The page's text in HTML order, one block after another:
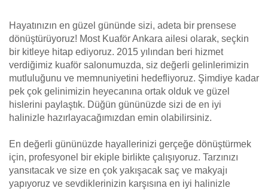
Hayatınızın en güzel gününde sizi, adeta bir prensese
dönüştürüyoruz! Most Kuaför Ankara ailesi olarak, seçkin
bir kitleye hitap ediyoruz. 2015 yılından beri hizmet
verdiğimiz kuaför salonumuzda, siz değerli gelinlerimizin
mutluluğunu ve memnuniyetini hedefliyoruz. Şimdiye kadar
pek çok gelinimizin heyecanına ortak olduk ve güzel
hislerini paylaştık. Düğün gününüzde sizi de en iyi
halinizle hazırlayacağımızdan emin olabilirsiniz.
En değerli gününüzde hayallerinizi gerçeğe dönüştürmek
için, profesyonel bir ekiple birlikte çalışıyoruz. Tarzınızı
yansıtacak ve size en çok yakışacak saç ve makyajı
yapıyoruz ve sevdiklerinizin karşısına en iyi halinizle